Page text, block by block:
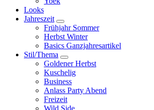
Looks
Jahreszeit
Frühjahr Sommer
Herbst Winter
Basics Ganzjahresartikel
Stil/Thema
Goldener Herbst
Kuschelig
Business
Anlass Party Abend
Freizeit
Wild Side